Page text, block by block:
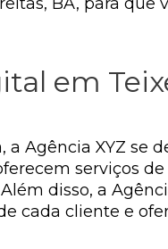
em
Agência XYZ se
serviços de
disso, a
cada cliente e